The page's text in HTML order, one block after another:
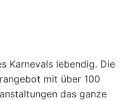
Karnevals lebendig. Die
mit über 100
das ganze